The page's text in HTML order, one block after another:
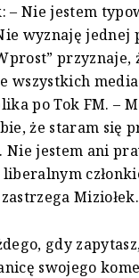
– Nie jestem
wyznaję jednej
przyznaje,
wszystkich
po Tok FM. –
że staram się
Nie jestem ani
Miziołek.
gdy
swojego